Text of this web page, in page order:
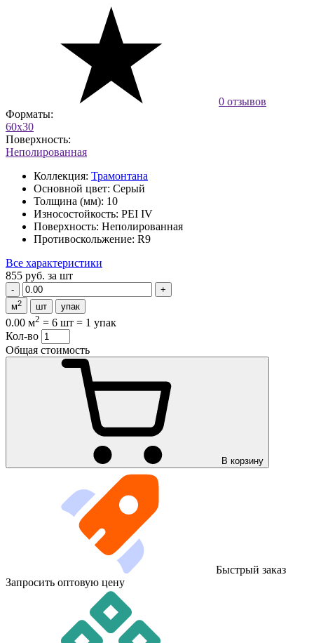
0 отзывов
Форматы:
60x30
Поверхность:
Неполированная
Коллекция: Трамонтана
Основной цвет: Серый
Толщина (мм): 10
Износостойкость: PEI IV
Поверхность: Неполированная
Противоскольжение: R9
Все характеристики
855 руб. за шт
м2 шт упак
0.00 м2 = 6 шт = 1 упак
Кол-во
Общая стоимость
В корзину
Быстрый заказ
Запросить оптовую цену